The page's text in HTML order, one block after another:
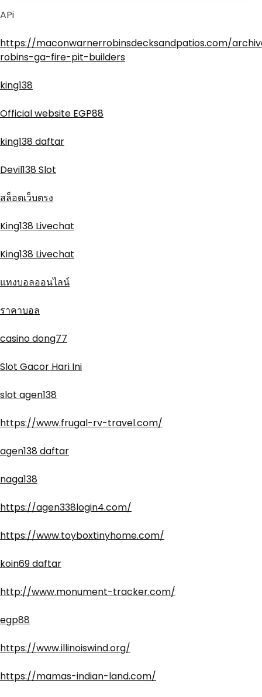
APi
https://maconwarnerrobinsdecksandpatios.com/
robins-ga-fire-pit-builders
king138
Official website EGP88
king138 daftar
Devil138 Slot
สล็อตเว็บตรง
King138 Livechat
King138 Livechat
แทงบอลออนไลน์
ราคาบอล
casino dong77
Slot Gacor Hari Ini
slot agen138
https://www.frugal-rv-travel.com/
agen138 daftar
naga138
https://agen338login4.com/
https://www.toyboxtinyhome.com/
koin69 daftar
http://www.monument-tracker.com/
egp88
https://www.illinoiswind.org/
https://mamas-indian-land.com/